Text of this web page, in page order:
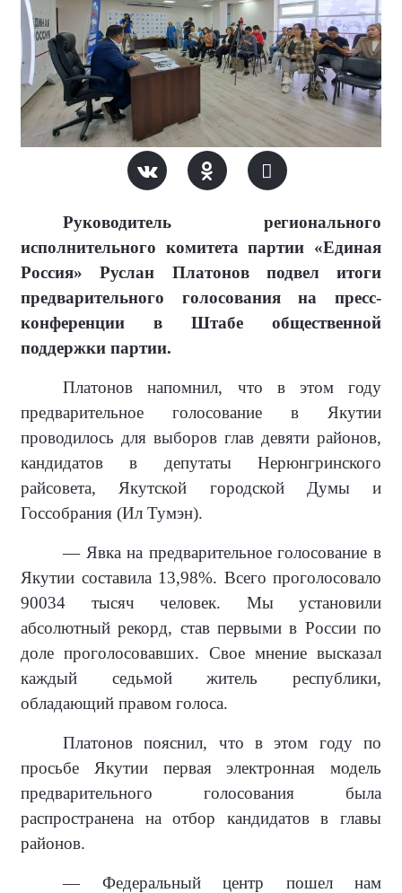
Руководитель регионального
исполнительного комитета партии «Единая
Россия» Руслан Платонов подвел итоги
предварительного голосования на пресс-
конференции в Штабе общественной
поддержки партии.
Платонов напомнил, что в этом году
предварительное голосование в Якутии
проводилось для выборов глав девяти районов,
кандидатов в депутаты Нерюнгринского
райсовета, Якутской городской Думы и
Госсобрания (Ил Тумэн).
— Явка на предварительное голосование в
Якутии составила 13,98%. Всего проголосовало
90034 тысяч человек. Мы установили
абсолютный рекорд, став первыми в России по
доле проголосовавших. Свое мнение высказал
каждый седьмой житель республики,
обладающий правом голоса.
Платонов пояснил, что в этом году по
просьбе Якутии первая электронная модель
предварительного голосования была
распространена на отбор кандидатов в главы
районов.
— Федеральный центр пошел нам